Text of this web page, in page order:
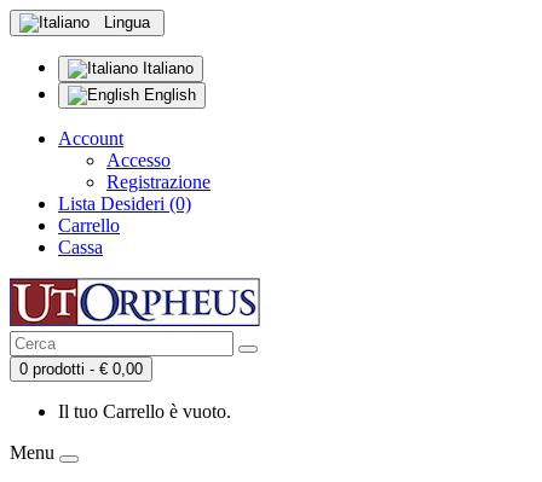
Lingua
Italiano
English
Account
Accesso
Registrazione
Lista Desideri (0)
Carrello
Cassa
0 prodotti - € 0,00
Il tuo Carrello è vuoto.
Menu